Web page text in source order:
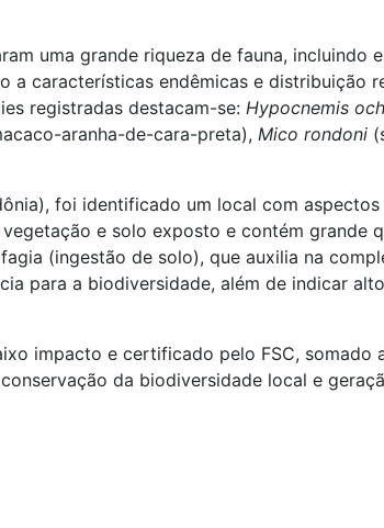
uma grande riqueza de fauna, incluindo
a características endêmicas e distribuição
registradas destacam-se: Hypocnemis
aranha-de-cara-preta), Mico rondoni
foi identificado um local com aspectos
e solo exposto e contém grande
(ingestão de solo), que auxilia na
para a biodiversidade, além de indicar
impacto e certificado pelo FSC, somado
da biodiversidade local e